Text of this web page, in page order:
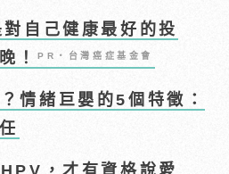
自己健康最好的投
！PR・台灣癌症基金會
情緒巨嬰的5個特徵：
，才有資格說愛